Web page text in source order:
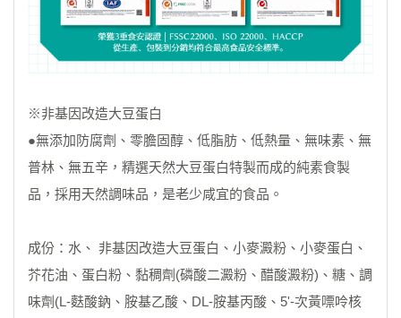
※非基因改造大豆蛋白
●無添加防腐劑、零膽固醇、低脂肪、低熱量、無味素、無
普林、無五辛，精選天然大豆蛋白特製而成的純素食製
品，採用天然調味品，是老少咸宜的食品。
成份：水、 非基因改造大豆蛋白、小麥澱粉、小麥蛋白、
芥花油、蛋白粉、黏稠劑(磷酸二澱粉、醋酸澱粉)、糖、調
味劑(L-麩酸鈉、胺基乙酸、DL-胺基丙酸、5'-次黃嘌呤核